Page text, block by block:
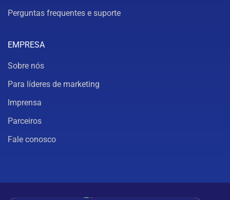
Perguntas frequentes e suporte
EMPRESA
Sobre nós
Para líderes de marketing
Imprensa
Parceiros
Fale conosco